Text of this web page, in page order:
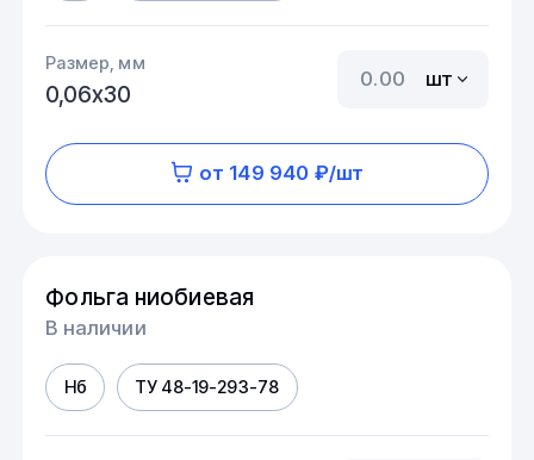
Размер, мм
0,06х30
шт
от 149 940 ₽/шт
Фольга ниобиевая
В наличии
Нб ТУ 48-19-293-78